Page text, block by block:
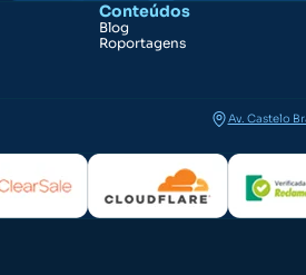
Conteúdos
Blog
Roportagens
Av. Castelo